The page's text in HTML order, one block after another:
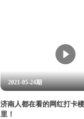
2021-05-24期
济南人都在看的网红打卡
里！